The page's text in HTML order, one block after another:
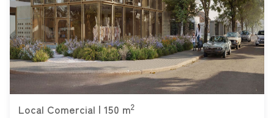
Local Comercial | 150 m2